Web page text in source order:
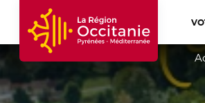
Accueil Région